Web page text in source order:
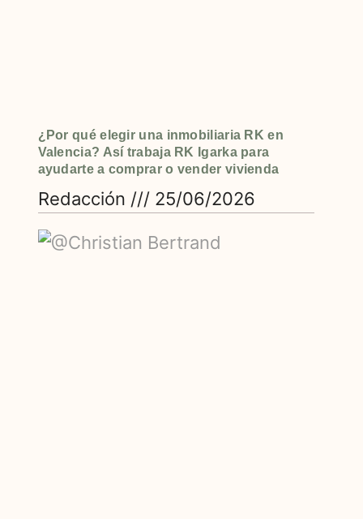
¿Por qué elegir una inmobiliaria RK en
Valencia? Así trabaja RK Igarka para
ayudarte a comprar o vender vivienda
Redacción 25/06/2026